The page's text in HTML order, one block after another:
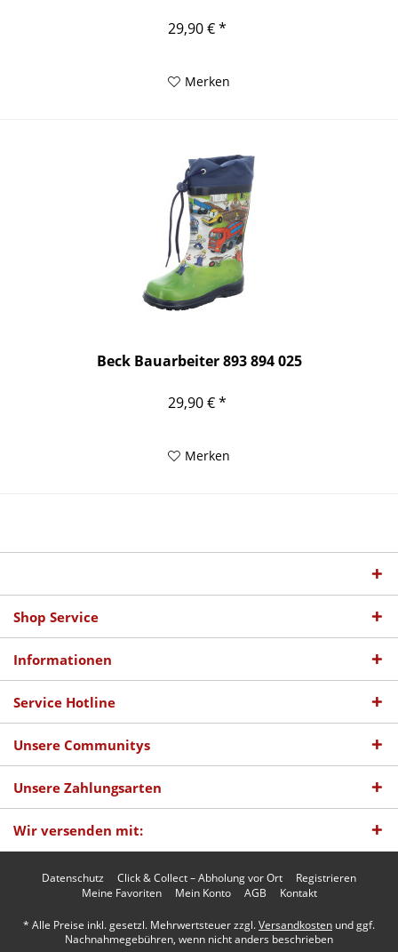
29,90 € *
Merken
Beck Bauarbeiter 893 894 025
29,90 € *
Merken
Shop Service
Informationen
Service Hotline
Unsere Communitys
Unsere Zahlungsarten
Wir versenden mit:
Datenschutz Click & Collect – Abholung vor Ort
Registrieren
Meine Favoriten
Mein Konto AGB Kontakt
* Alle Preise inkl. gesetzl. Mehrwertsteuer zzgl.Versandkosten und ggf.
Nachnahmegebühren, wenn nicht anders beschrieben